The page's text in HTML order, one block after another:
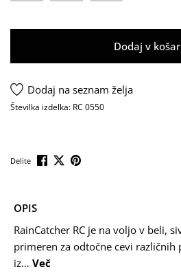
Dodaj v
Dodaj na seznam želja
Številka izdelka: RC 0550
Delite
OPIS
RainCatcher RC je na voljo v beli,
primeren za odtočne cevi različnih
iz… Več